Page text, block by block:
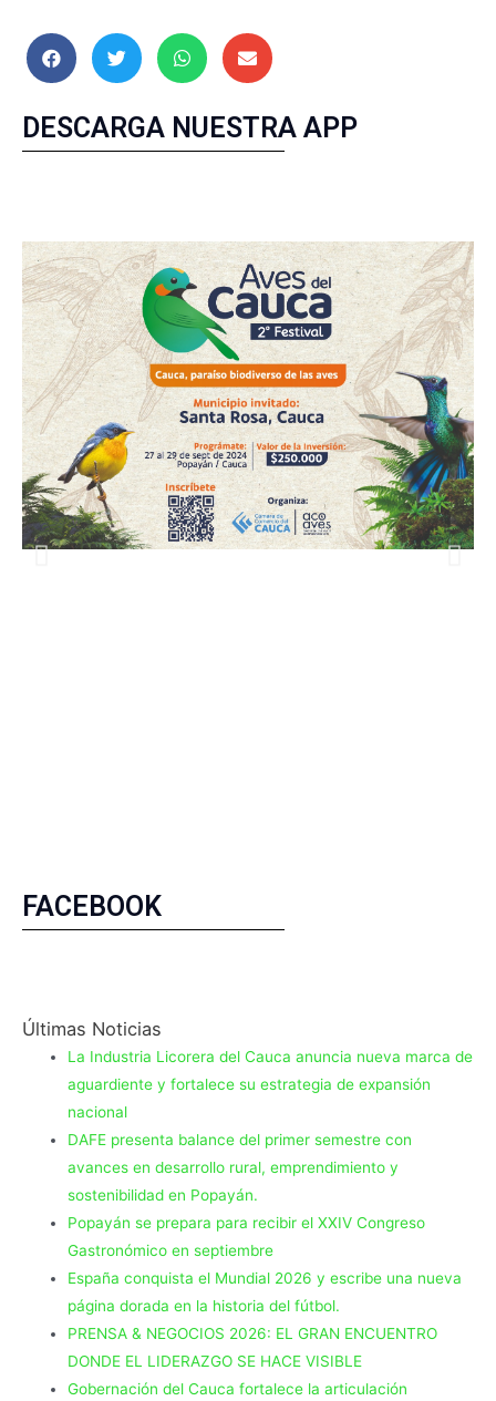
DESCARGA NUESTRA APP
FACEBOOK
Últimas Noticias
La Industria Licorera del Cauca anuncia nueva marca de
aguardiente y fortalece su estrategia de expansión
nacional
DAFE presenta balance del primer semestre con
avances en desarrollo rural, emprendimiento y
sostenibilidad en Popayán.
Popayán se prepara para recibir el XXIV Congreso
Gastronómico en septiembre
España conquista el Mundial 2026 y escribe una nueva
página dorada en la historia del fútbol.
PRENSA & NEGOCIOS 2026: EL GRAN ENCUENTRO
DONDE EL LIDERAZGO SE HACE VISIBLE
Gobernación del Cauca fortalece la articulación